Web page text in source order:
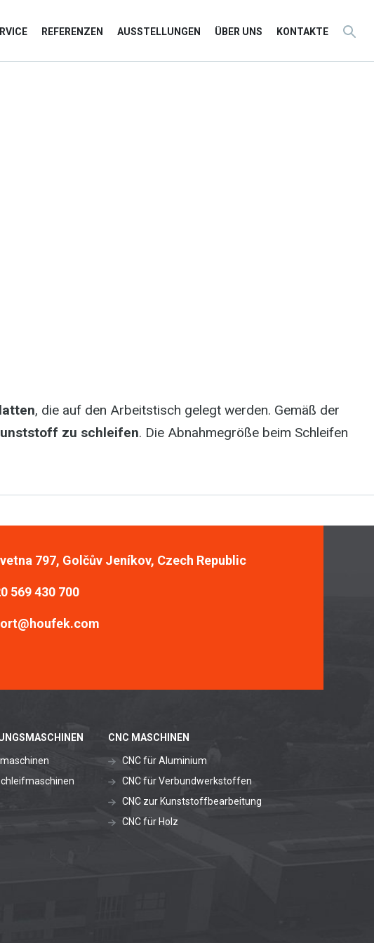
REFERENZEN AUSSTELLUNGEN ÜBER UNS KONTAKTE
, die auf den Arbeitstisch gelegt werden. Gemäß der
zu schleifen. Die Abnahmegröße beim Schleifen
797, Golčův Jeníkov, Czech Republic
569 430 700
CNC MASCHINEN
CNC für Aluminium
CNC für Verbundwerkstoffen
CNC zur Kunststoffbearbeitung
CNC für Holz